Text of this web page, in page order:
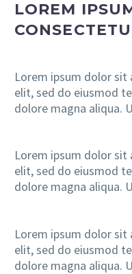
LOREM
Lorem ipsum dolor
elit, sed do eiusmod
dolore magna aliqua.
Lorem ipsum dolor
elit, sed do eiusmod
dolore magna aliqua.
Lorem ipsum dolor
elit, sed do eiusmod
dolore magna aliqua.